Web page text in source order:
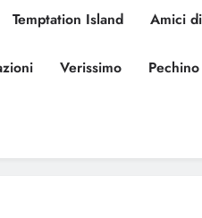
Temptation Island Amici
Verissimo